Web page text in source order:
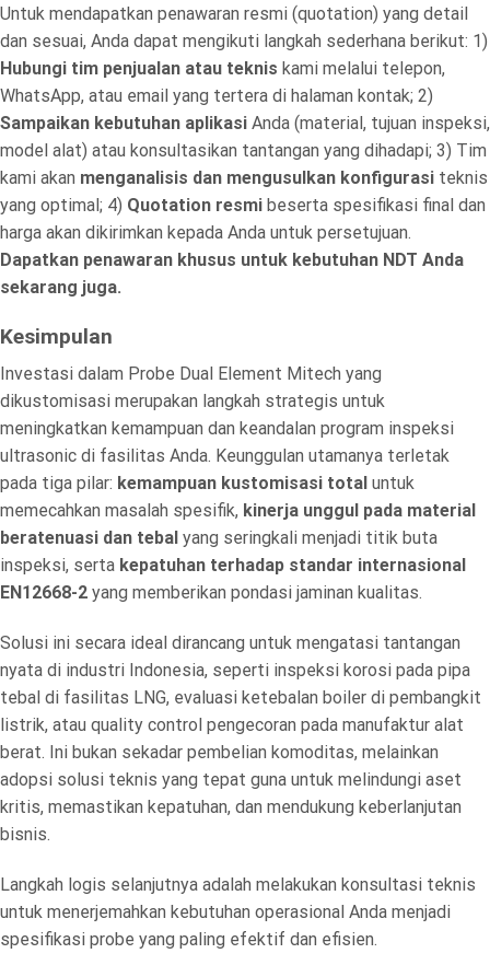
Untuk mendapatkan penawaran resmi (quotation) yang detail
dan sesuai, Anda dapat mengikuti langkah sederhana berikut: 1)
Hubungi tim penjualan atau teknis kami melalui telepon,
WhatsApp, atau email yang tertera di halaman kontak; 2)
Sampaikan kebutuhan aplikasi Anda (material, tujuan inspeksi,
model alat) atau konsultasikan tantangan yang dihadapi; 3) Tim
kami akan menganalisis dan mengusulkan konfigurasi teknis
yang optimal; 4) Quotation resmi beserta spesifikasi final dan
harga akan dikirimkan kepada Anda untuk persetujuan.
Dapatkan penawaran khusus untuk kebutuhan NDT Anda
sekarang juga.
Kesimpulan
Investasi dalam Probe Dual Element Mitech yang
dikustomisasi merupakan langkah strategis untuk
meningkatkan kemampuan dan keandalan program inspeksi
ultrasonic di fasilitas Anda. Keunggulan utamanya terletak
pada tiga pilar: kemampuan kustomisasi total untuk
memecahkan masalah spesifik, kinerja unggul pada material
beratenuasi dan tebal yang seringkali menjadi titik buta
inspeksi, serta kepatuhan terhadap standar internasional
EN12668-2 yang memberikan pondasi jaminan kualitas.
Solusi ini secara ideal dirancang untuk mengatasi tantangan
nyata di industri Indonesia, seperti inspeksi korosi pada pipa
tebal di fasilitas LNG, evaluasi ketebalan boiler di pembangkit
listrik, atau quality control pengecoran pada manufaktur alat
berat. Ini bukan sekadar pembelian komoditas, melainkan
adopsi solusi teknis yang tepat guna untuk melindungi aset
kritis, memastikan kepatuhan, dan mendukung keberlanjutan
bisnis.
Langkah logis selanjutnya adalah melakukan konsultasi teknis
untuk menerjemahkan kebutuhan operasional Anda menjadi
spesifikasi probe yang paling efektif dan efisien.